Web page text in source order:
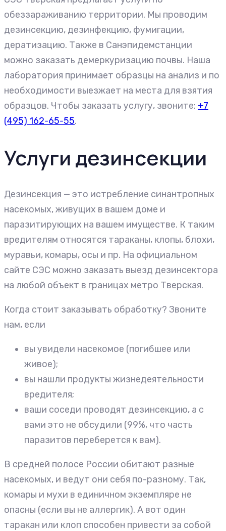
обеззараживанию территории. Мы проводим
дезинсекцию, дезинфекцию, фумигации,
дератизацию. Также в Санэпидемстанции
можно заказать демеркуризацию почвы. Наша
лаборатория принимает образцы на анализ и по
необходимости выезжает на места для взятия
образцов. Чтобы заказать услугу, звоните: +7
(495) 162-65-55.
Услуги дезинсекции
Дезинсекция — это истребление синантропных
насекомых, живущих в вашем доме и
паразитирующих на вашем имуществе. К таким
вредителям относятся тараканы, клопы, блохи,
муравьи, комары, осы и пр. На официальном
сайте СЭС можно заказать выезд дезинсектора
на любой объект в границах метро Тверская.
Когда стоит заказывать обработку? Звоните
нам, если
вы увидели насекомое (погибшее или
живое);
вы нашли продукты жизнедеятельности
вредителя;
ваши соседи проводят дезинсекцию, а с
вами это не обсудили (99%, что часть
паразитов переберется к вам).
В средней полосе России обитают разные
насекомых, и ведут они себя по-разному. Так,
комары и мухи в единичном экземпляре не
опасны (если вы не аллергик). А вот один
таракан или клоп способен привести за собой